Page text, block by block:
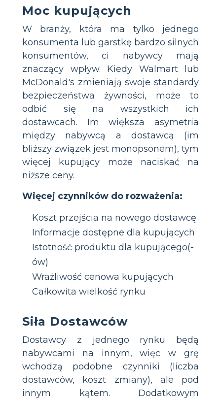
Moc kupujących
W branży, która ma tylko jednego
konsumenta lub garstkę bardzo silnych
konsumentów, ci nabywcy mają
znaczący wpływ. Kiedy Walmart lub
McDonald's zmieniają swoje standardy
bezpieczeństwa żywności, może to
odbić się na wszystkich ich
dostawcach. Im większa asymetria
między nabywcą a dostawcą (im
bliższy związek jest monopsonem), tym
więcej kupujący może naciskać na
niższe ceny.
Więcej czynników do rozważenia:
Koszt przejścia na nowego dostawcę
Informacje dostępne dla kupujących
Istotność produktu dla kupującego(-
ów)
Wrażliwość cenowa kupujących
Całkowita wielkość rynku
Siła Dostawców
Dostawcy z jednego rynku będą
nabywcami na innym, więc w grę
wchodzą podobne czynniki (liczba
dostawców, koszt zmiany), ale pod
innym kątem. Dodatkowym